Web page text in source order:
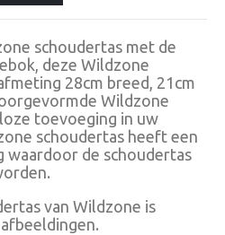
schoudertas met de
deze Wildzone
28cm breed, 21cm
Wildzone
toevoeging in uw
schoudertas heeft een
waardoor de schoudertas
van Wildzone is